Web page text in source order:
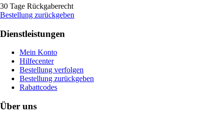
30 Tage Rückgaberecht
Bestellung zurückgeben
Dienstleistungen
Mein Konto
Hilfecenter
Bestellung verfolgen
Bestellung zurückgeben
Rabattcodes
Über uns